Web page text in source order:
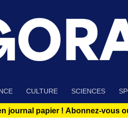
CULTURE SCIENCES
journal papier ! Abonnez-vous